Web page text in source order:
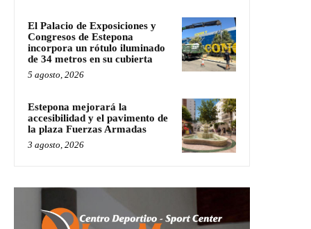
El Palacio de Exposiciones y
Congresos de Estepona
incorpora un rótulo iluminado
de 34 metros en su cubierta
5 agosto, 2026
Estepona mejorará la
accesibilidad y el pavimento de
la plaza Fuerzas Armadas
3 agosto, 2026